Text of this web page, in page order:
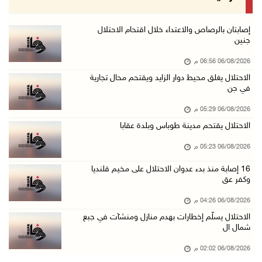
وزير العدل يبحث مع السفير التركي تعزيز التعاو ...
06/آب/2026 02:37 م
سلطة النقد: ارتفاع نسبة الشمول المالي في فلسط ...
الاحتلال يسلّم إخطارات بهدم منازل ومنشآت في ج ...
افتتاح سوق الباذنجان البتيري السنوي في بتير غ ...
06/آب/2026 01:50 م
"إبداع المعلم" و"التربية" يطلقان دورة في التع ...
إصابتان بالرصاص والاعتداء خلال اقتحام الاحتلال
جنين
06/08/2026 06:56 م
الاحتلال يغلق محيط دوار الزايد ويقتحم محال تجارية
في جن
06/08/2026 05:29 م
الاحتلال يقتحم مدينة طوباس وبلدة عقابا
06/08/2026 05:23 م
16 إصابة منذ بدء عدوان الاحتلال على مخيم قلنديا
وكفر عق
06/08/2026 04:26 م
الاحتلال يسلّم إخطارات بهدم منازل ومنشآت في جبع
شمال ال
06/08/2026 02:02 م